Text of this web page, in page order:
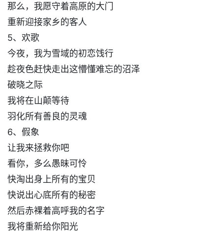
那么，我愿守着高原的大门
重新迎接家乡的客人
5、欢歌
今夜，我为雪域的初恋饯行
趁夜色赶快走出这懵懂难忘的沼泽
破晓之际
我将在山颠等待
羽化所有善良的灵魂
6、假象
让我来拯救你吧
看你，多么愚昧可怜
快淘出身上所有的宝贝
快说出心底所有的秘密
然后赤裸着高呼我的名字
我将重新给你阳光